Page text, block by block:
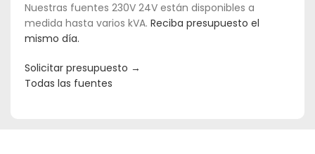
Nuestras fuentes 230V 24V están disponibles a
medida hasta varios kVA. Reciba presupuesto el
mismo día.
Solicitar presupuesto →
Todas las fuentes